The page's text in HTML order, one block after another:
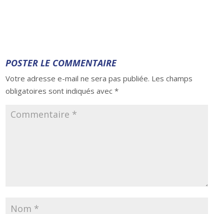
POSTER LE COMMENTAIRE
Votre adresse e-mail ne sera pas publiée. Les champs
obligatoires sont indiqués avec*